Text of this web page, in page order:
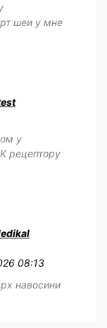
шеи у мне
у
рецептору
08:13
навосини